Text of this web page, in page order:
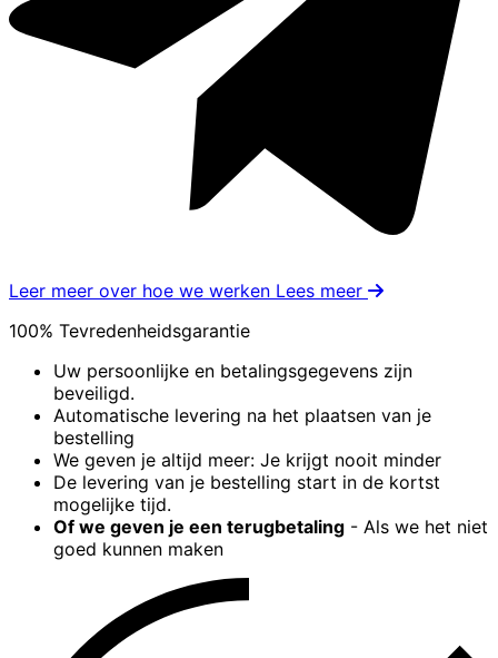
Leer meer over hoe we werken Lees meer
100% Tevredenheidsgarantie
Uw persoonlijke en betalingsgegevens zijn
beveiligd.
Automatische levering na het plaatsen van je
bestelling
We geven je altijd meer: Je krijgt nooit minder
De levering van je bestelling start in de kortst
mogelijke tijd.
Of we geven je een terugbetaling - Als we het niet
goed kunnen maken